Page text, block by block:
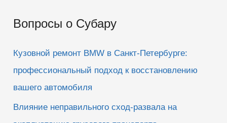
с
Вопросы о Субару
Кузовной ремонт BMW в Санкт-Петербурге:
профессиональный подход к восстановлению
вашего автомобиля
Влияние неправильного сход-развала на